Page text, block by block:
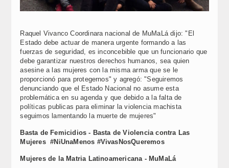
Raquel Vivanco Coordinara nacional de MuMaLá dijo: "El
Estado debe actuar de manera urgente formando a las
fuerzas de seguridad, es inconcebible que un funcionario que
debe garantizar nuestros derechos humanos, sea quien
asesine a las mujeres con la misma arma que se le
proporcionó para protegernos" y agregó: "Seguiremos
denunciando que el Estado Nacional no asume esta
problemática en su agenda y que debido a la falta de
políticas publicas para eliminar la violencia machista
seguimos lamentando la muerte de mujeres"
Basta de Femicidios - Basta de Violencia contra Las
Mujeres#NiUnaMenos #VivasNosQueremos
Mujeres de la Matria Latinoamericana - MuMaLá